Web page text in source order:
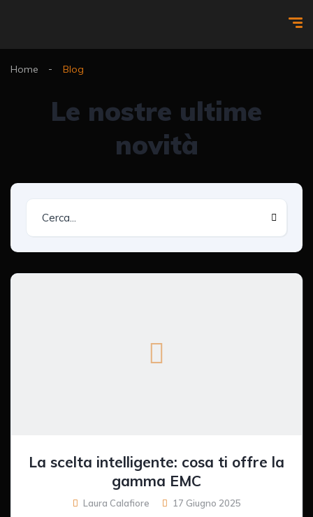
Home Blog
Le nostre ultime
novità
La scelta intelligente: cosa ti offre la
gamma EMC
Laura Calafiore 17 Giugno 2025